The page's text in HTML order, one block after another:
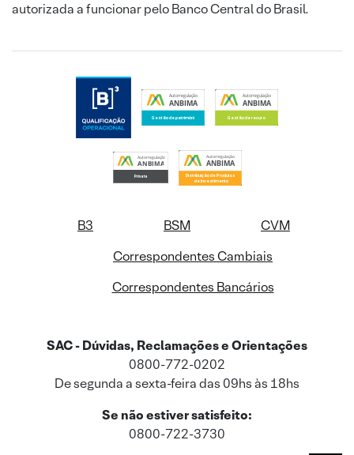
autorizada a funcionar pelo Banco Central do Brasil.
B3 BSM
CVM
Correspondentes Cambiais
Correspondentes Bancários
SAC - Dúvidas, Reclamações e Orientações
0800-772-0202
De segunda a sexta-feira das 09hs às 18hs
Se não estiver satisfeito:
0800-722-3730